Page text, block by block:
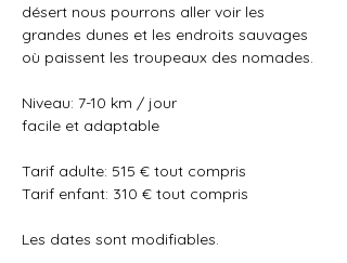
désert nous pourrons aller voir les
grandes dunes et les endroits sauvages
où paissent les troupeaux des nomades.
Niveau: 7-10 km / jour
facile et adaptable
Tarif adulte: 515 € tout compris
Tarif enfant: 310 € tout compris
Les dates sont modifiables.